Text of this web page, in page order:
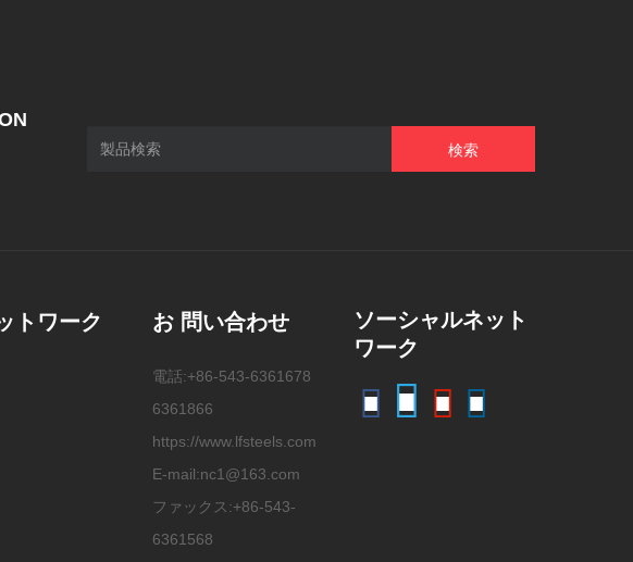
検索
トワーク お 問い合わせ
電話:+86-543-6361678
6361866
https://www.lfsteels.com
E-mail:nc1@163.com
ファックス:+86-543-
6361568
ソーシャルネット
ワーク